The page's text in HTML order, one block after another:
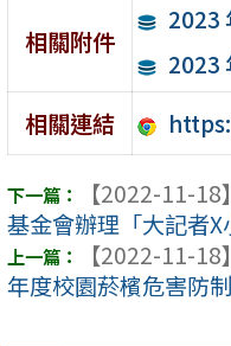
相關附件
2023
2023
相關連結
【2022-11-18】
基金會辦理「大記者
【2022-11-18】
年度校園菸檳危害防